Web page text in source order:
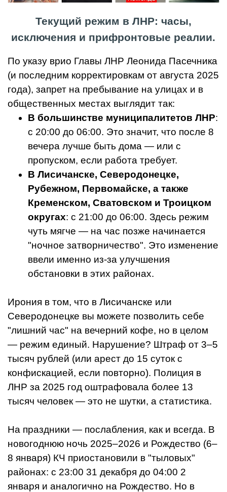
Текущий режим в ЛНР: часы,
исключения и прифронтовые реалии.
По указу врио Главы ЛНР Леонида Пасечника
(и последним корректировкам от августа 2025
года), запрет на пребывание на улицах и в
общественных местах выглядит так:
В большинстве муниципалитетов ЛНР:
с 20:00 до 06:00. Это значит, что после 8
вечера лучше быть дома — или с
пропуском, если работа требует.
В Лисичанске, Северодонецке,
Рубежном, Первомайске, а также
Кременском, Сватовском и Троицком
округах: с 21:00 до 06:00. Здесь режим
чуть мягче — на час позже начинается
"ночное затворничество". Это изменение
ввели именно из-за улучшения
обстановки в этих районах.
Ирония в том, что в Лисичанске или
Северодонецке вы можете позволить себе
"лишний час" на вечерний кофе, но в целом
— режим единый. Нарушение? Штраф от 3–5
тысяч рублей (или арест до 15 суток с
конфискацией, если повторно). Полиция в
ЛНР за 2025 год оштрафовала более 13
тысяч человек — это не шутки, а статистика.
На праздники — послабления, как и всегда. В
новогоднюю ночь 2025–2026 и Рождество (6–
8 января) КЧ приостановили в "тыловых"
районах: с 23:00 31 декабря до 04:00 2
января и аналогично на Рождество. Но в